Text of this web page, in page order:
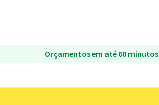
Orçamentos em até 60 minutos